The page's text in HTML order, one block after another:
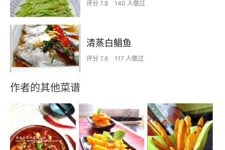
评分 7.8 140 人做过
清蒸白鲳鱼
评分 7.6 117 人做过
作者的其他菜谱